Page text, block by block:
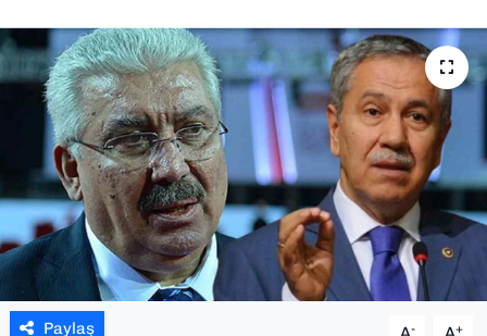
Paylaş - +
TEKNOLOJİ
YAŞAM
YEREL YÖNETİMLER